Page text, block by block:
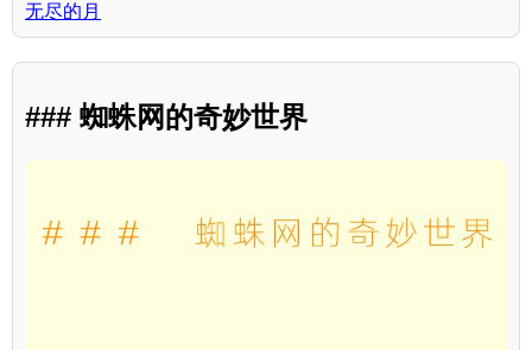
无尽的月
### 蜘蛛网的奇妙世界